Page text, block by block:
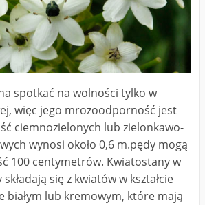
spotkać na wolności tylko w
więc jego mrozoodporność jest
ciemnozielonych lub zielonkawo-
wynosi około 0,6 m.pędy mogą
100 centymetrów. Kwiatostany w
się z kwiatów w kształcie
białym lub kremowym, które mają